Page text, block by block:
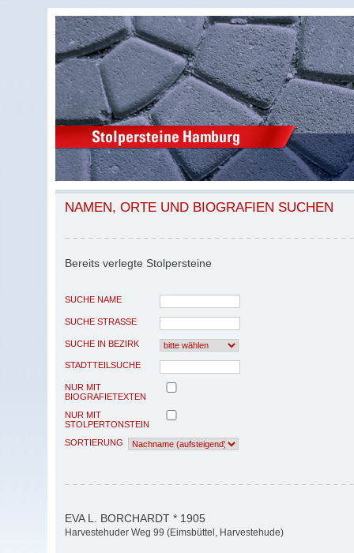
NAMEN, ORTE UND BIOGRAFIEN SUCHEN
Bereits verlegte Stolpersteine
SUCHE NAME
SUCHE STRASSE
SUCHE IN BEZIRK
STADTTEILSUCHE
NUR MIT
BIOGRAFIETEXTEN
NUR MIT
STOLPERTONSTEIN
SORTIERUNG
EVA L. BORCHARDT * 1905
Harvestehuder Weg 99 (Eimsbüttel, Harvestehude)